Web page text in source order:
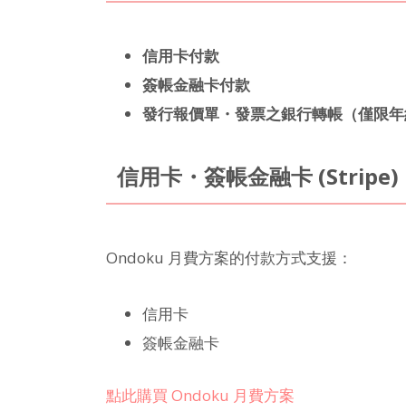
信用卡付款
簽帳金融卡付款
發行報價單・發票之銀行轉帳（僅限
信用卡・簽帳金融卡 (Stripe)
Ondoku 月費方案的付款方式支援：
信用卡
簽帳金融卡
點此購買 Ondoku 月費方案